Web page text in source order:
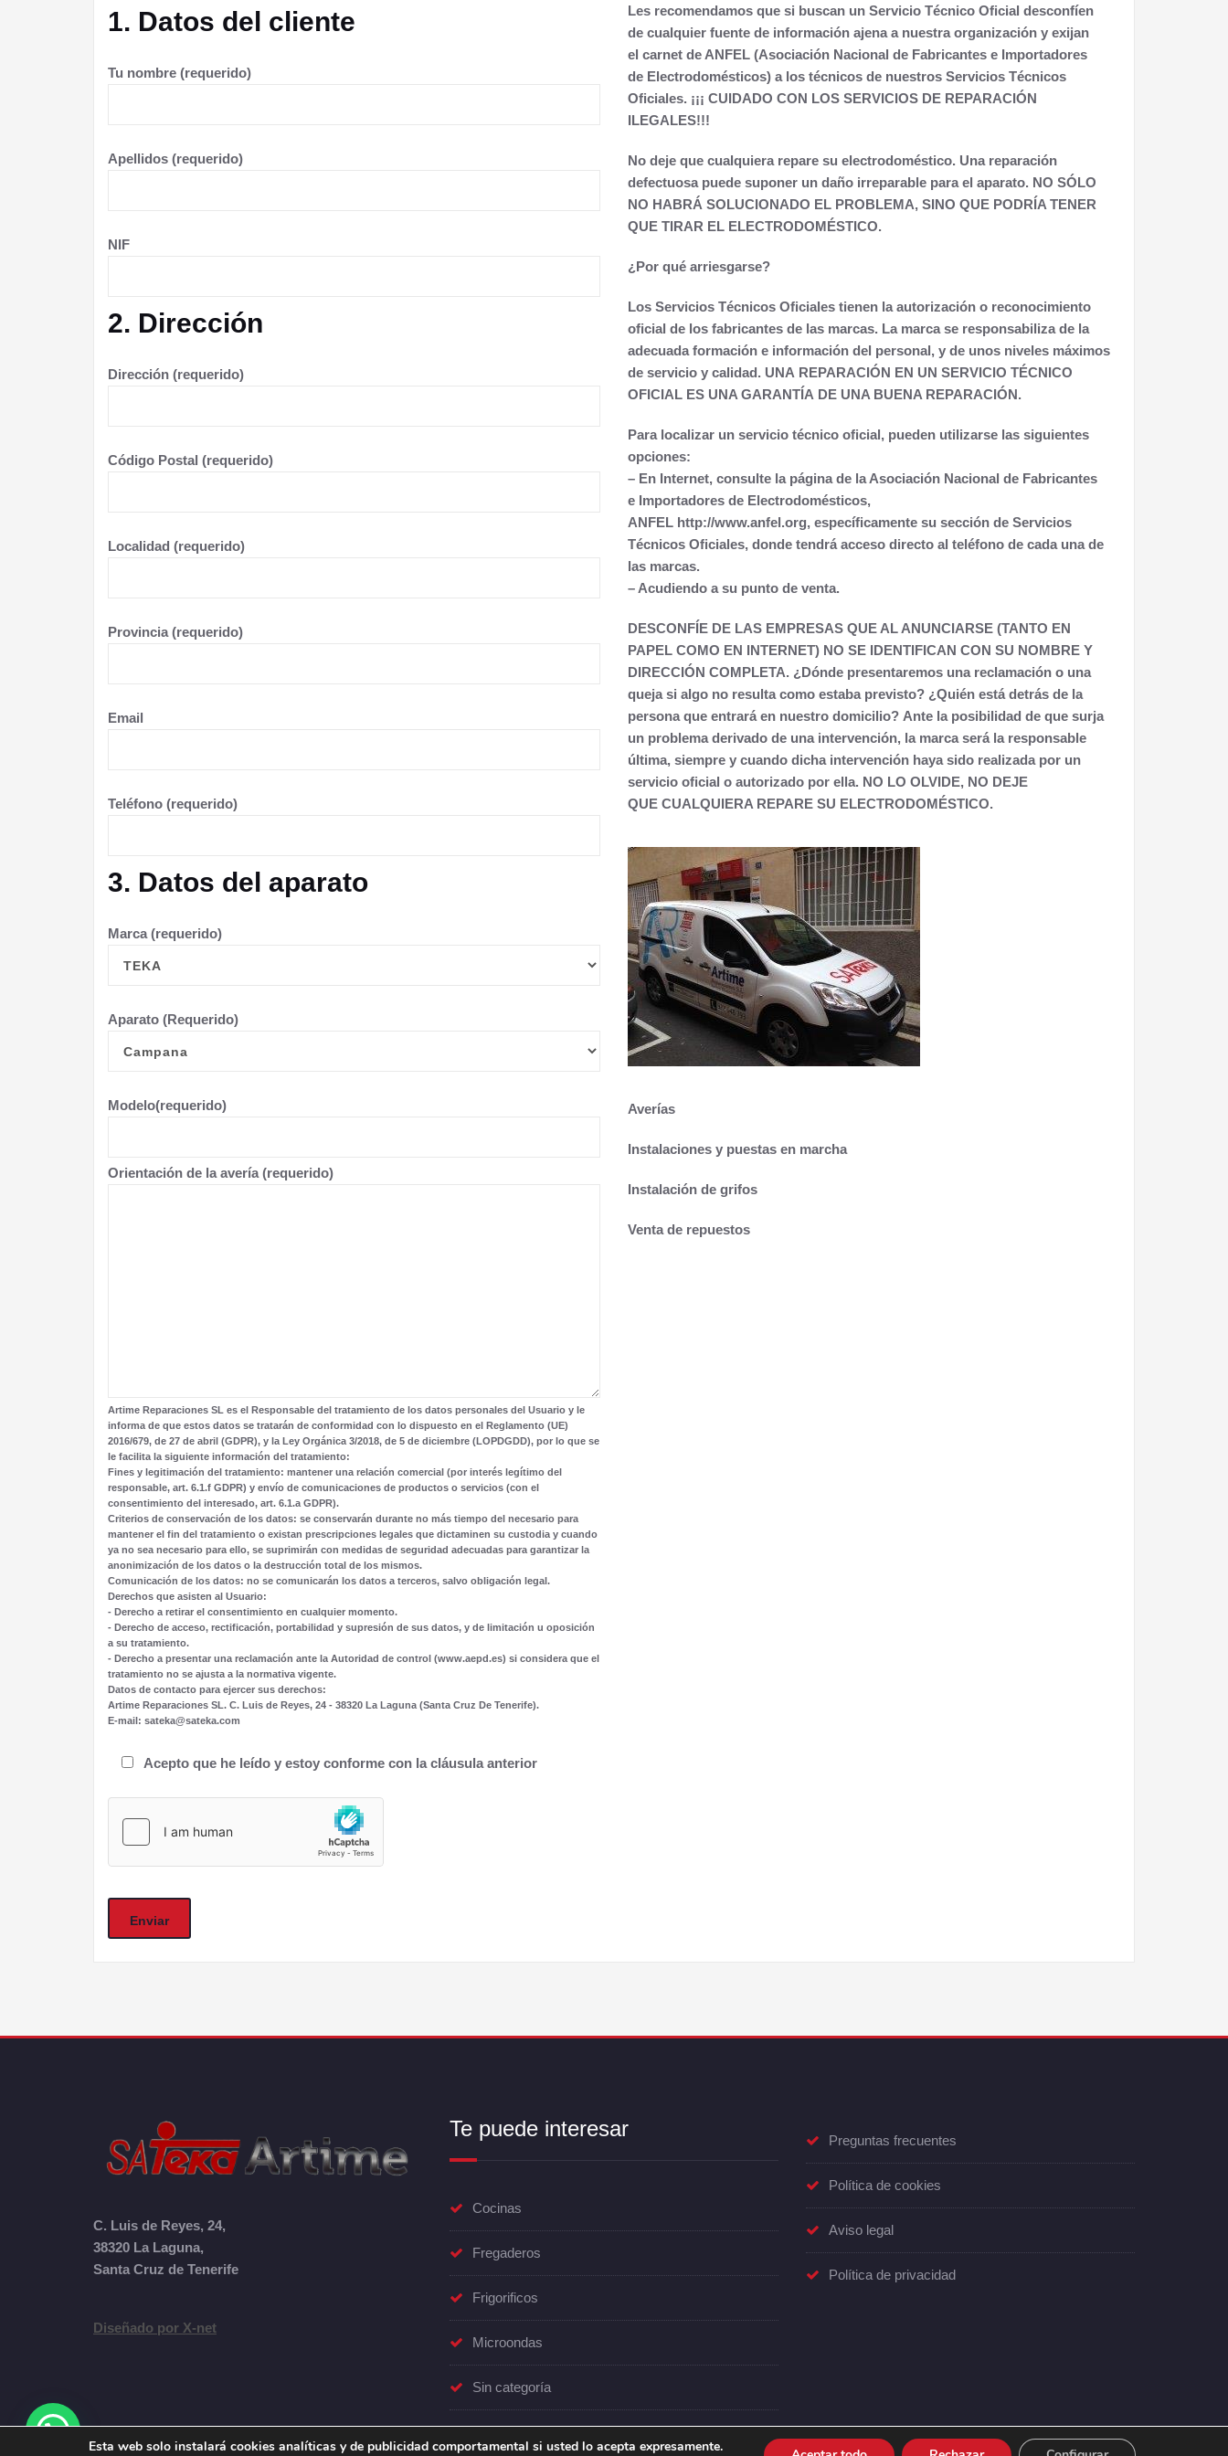
1. Datos del cliente
Tu nombre (requerido)
Apellidos (requerido)
NIF
2. Dirección
Dirección (requerido)
Código Postal (requerido)
Localidad (requerido)
Provincia (requerido)
Email
Teléfono (requerido)
3. Datos del aparato
Marca (requerido)
Aparato (Requerido)
Modelo(requerido)
Orientación de la avería (requerido)
Artime Reparaciones SL es el Responsable del tratamiento de los datos personales del Usuario y le
informa de que estos datos se tratarán de conformidad con lo dispuesto en el Reglamento (UE)
2016/679, de 27 de abril (GDPR), y la Ley Orgánica 3/2018, de 5 de diciembre (LOPDGDD), por lo que se
le facilita la siguiente información del tratamiento:
Fines y legitimación del tratamiento: mantener una relación comercial (por interés legítimo del
responsable, art. 6.1.f GDPR) y envío de comunicaciones de productos o servicios (con el
consentimiento del interesado, art. 6.1.a GDPR).
Criterios de conservación de los datos: se conservarán durante no más tiempo del necesario para
mantener el fin del tratamiento o existan prescripciones legales que dictaminen su custodia y cuando
ya no sea necesario para ello, se suprimirán con medidas de seguridad adecuadas para garantizar la
anonimización de los datos o la destrucción total de los mismos.
Comunicación de los datos: no se comunicarán los datos a terceros, salvo obligación legal.
Derechos que asisten al Usuario:
- Derecho a retirar el consentimiento en cualquier momento.
- Derecho de acceso, rectificación, portabilidad y supresión de sus datos, y de limitación u oposición
a su tratamiento.
- Derecho a presentar una reclamación ante la Autoridad de control (www.aepd.es) si considera que el
tratamiento no se ajusta a la normativa vigente.
Datos de contacto para ejercer sus derechos:
Artime Reparaciones SL. C. Luis de Reyes, 24 - 38320 La Laguna (Santa Cruz De Tenerife).
E-mail: sateka@sateka.com
Acepto que he leído y estoy conforme con la cláusula anterior
Les recomendamos que si buscan un Servicio Técnico Oficial desconfíen
de cualquier fuente de información ajena a nuestra organización y exijan
el carnet de ANFEL (Asociación Nacional de Fabricantes e Importadores
de Electrodomésticos) a los técnicos de nuestros Servicios Técnicos
Oficiales. ¡¡¡ CUIDADO CON LOS SERVICIOS DE REPARACIÓN
ILEGALES!!!
No deje que cualquiera repare su electrodoméstico. Una reparación
defectuosa puede suponer un daño irreparable para el aparato. NO SÓLO
NO HABRÁ SOLUCIONADO EL PROBLEMA, SINO QUE PODRÍA TENER
QUE TIRAR EL ELECTRODOMÉSTICO.
¿Por qué arriesgarse?
Los Servicios Técnicos Oficiales tienen la autorización o reconocimiento
oficial de los fabricantes de las marcas. La marca se responsabiliza de la
adecuada formación e información del personal, y de unos niveles máximos
de servicio y calidad. UNA REPARACIÓN EN UN SERVICIO TÉCNICO
OFICIAL ES UNA GARANTÍA DE UNA BUENA REPARACIÓN.
Para localizar un servicio técnico oficial, pueden utilizarse las siguientes
opciones:
– En Internet, consulte la página de la Asociación Nacional de Fabricantes
e Importadores de Electrodomésticos,
ANFEL http://www.anfel.org, específicamente su sección de Servicios
Técnicos Oficiales, donde tendrá acceso directo al teléfono de cada una de
las marcas.
– Acudiendo a su punto de venta.
DESCONFÍE DE LAS EMPRESAS QUE AL ANUNCIARSE (TANTO EN
PAPEL COMO EN INTERNET) NO SE IDENTIFICAN CON SU NOMBRE Y
DIRECCIÓN COMPLETA. ¿Dónde presentaremos una reclamación o una
queja si algo no resulta como estaba previsto? ¿Quién está detrás de la
persona que entrará en nuestro domicilio? Ante la posibilidad de que surja
un problema derivado de una intervención, la marca será la responsable
última, siempre y cuando dicha intervención haya sido realizada por un
servicio oficial o autorizado por ella. NO LO OLVIDE, NO DEJE
QUE CUALQUIERA REPARE SU ELECTRODOMÉSTICO.
Averías
Instalaciones y puestas en marcha
Instalación de grifos
Venta de repuestos
C. Luis de Reyes, 24,
38320 La Laguna,
Santa Cruz de Tenerife
Diseñado por X-net
Te puede interesar
Cocinas
Fregaderos
Frigorificos
Microondas
Sin categoría
Termo
Preguntas frecuentes
Política de cookies
Aviso legal
Política de privacidad
Esta web solo instalará cookies analíticas y de publicidad comportamental si usted lo acepta expresamente.